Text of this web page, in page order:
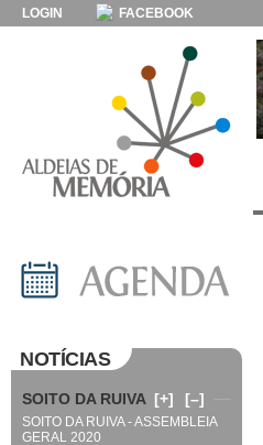
LOGIN FACEBOOK
NOTÍCIAS
SOITO DA RUIVA [+] [–]
SOITO DA RUIVA - ASSEMBLEIA
GERAL 2020